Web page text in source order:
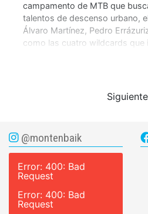
campamento de MTB que
talentos de descenso urbano,
Álvaro Martínez, Pedro
como las cuatro wildcards que
@montenbaik
Error: 400: Bad
Request
Error: 400: Bad
Request